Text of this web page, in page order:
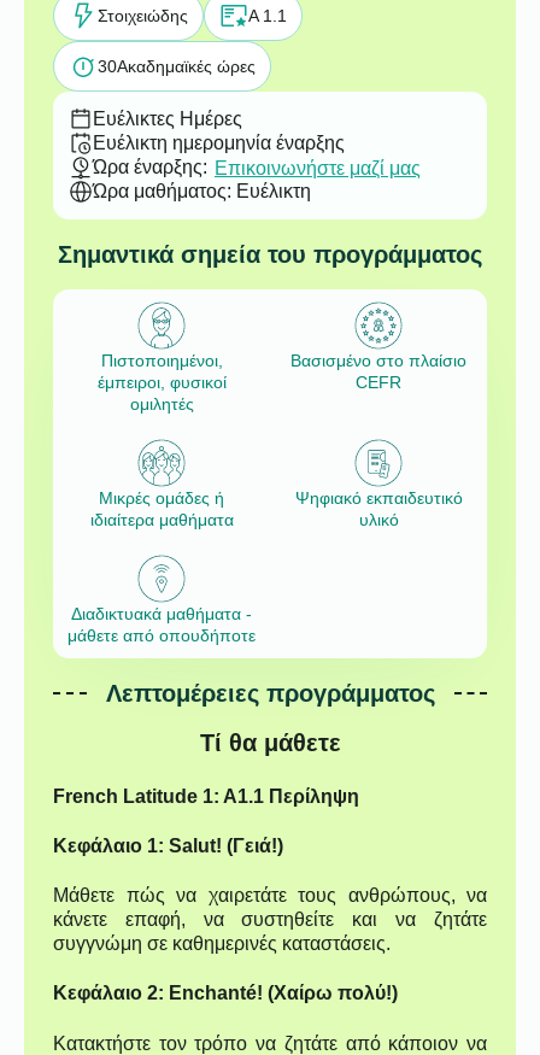
Στοιχειώδης A 1.1
30Ακαδημαϊκές ώρες
Ευέλικτες Ημέρες
Ευέλικτη ημερομηνία έναρξης
Ώρα έναρξης: Επικοινωνήστε μαζί μας
Ώρα μαθήματος: Ευέλικτη
Σημαντικά σημεία του προγράμματος
Πιστοποιημένοι,
έμπειροι, φυσικοί
ομιλητές
Βασισμένο στο πλαίσιο
CEFR
Μικρές ομάδες ή
ιδιαίτερα μαθήματα
Ψηφιακό εκπαιδευτικό
υλικό
Διαδικτυακά μαθήματα -
μάθετε από οπουδήποτε
Λεπτομέρειες προγράμματος
Τί θα μάθετε
French Latitude 1: A1.1 Περίληψη
Κεφάλαιο 1: Salut! (Γειά!)
Μάθετε πώς να χαιρετάτε τους ανθρώπους, να
κάνετε επαφή, να συστηθείτε και να ζητάτε
συγγνώμη σε καθημερινές καταστάσεις.
Κεφάλαιο 2: Enchanté! (Χαίρω πολύ!)
Κατακτήστε τον τρόπο να ζητάτε από κάποιον να